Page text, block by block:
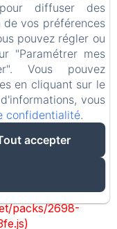
chunk 2698
packs/2698-
diffuser des
vos préférences
pouvez régler ou
"Paramétrer mes
Vous pouvez
en cliquant sur le
vous
confidentialité.
accepter